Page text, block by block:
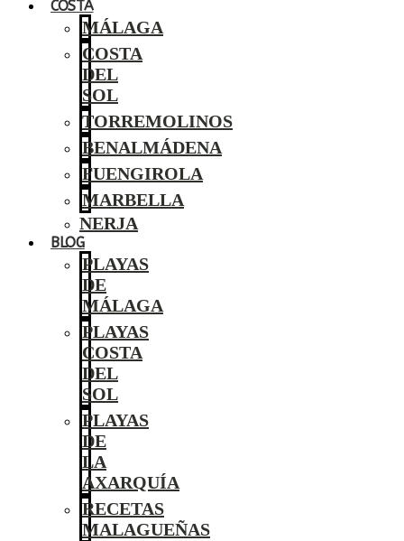
COSTA
MÁLAGA
COSTA
DEL
SOL
TORREMOLINOS
BENALMÁDENA
FUENGIROLA
MARBELLA
NERJA
BLOG
PLAYAS
DE
MÁLAGA
PLAYAS
COSTA
DEL
SOL
PLAYAS
DE
LA
AXARQUÍA
RECETAS
MALAGUEÑAS